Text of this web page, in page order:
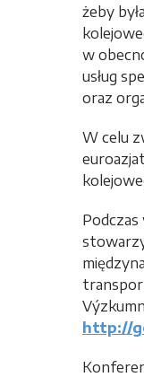
żeby
w
usług
oraz
W celu
http://